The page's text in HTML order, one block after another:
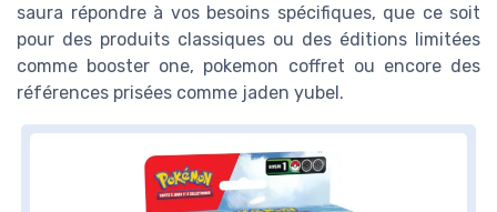
saura répondre à vos besoins spécifiques, que ce soit
pour des produits classiques ou des éditions limitées
comme booster one, pokemon coffret ou encore des
références prisées comme jaden yubel.